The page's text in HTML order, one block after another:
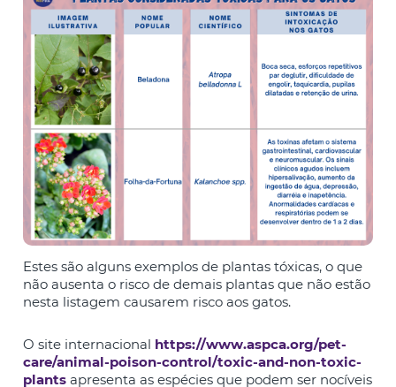
Estes são alguns exemplos de plantas tóxicas, o que
não ausenta o risco de demais plantas que não estão
nesta listagem causarem risco aos gatos.
O site internacional https://www.aspca.org/pet-
care/animal-poison-control/toxic-and-non-toxic-
plants apresenta as espécies que podem ser nocíveis